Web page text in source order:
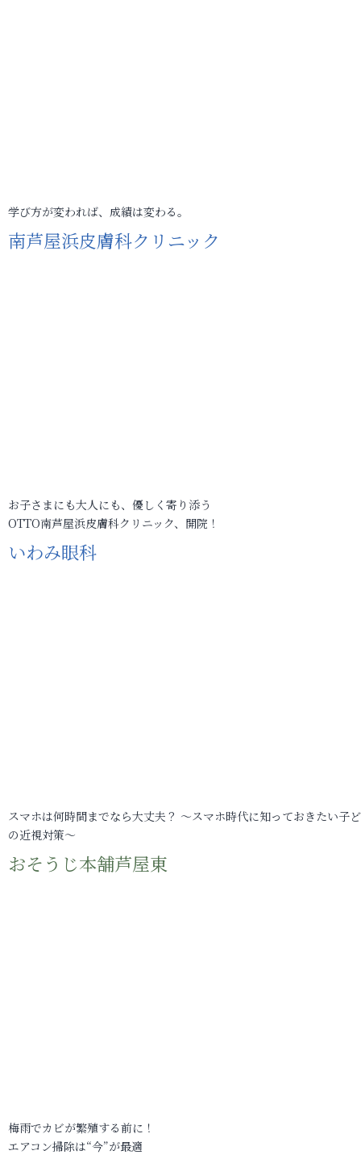
学び方が変われば、成績は変わる。
南芦屋浜皮膚科クリニック
お子さまにも大人にも、優しく寄り添う
OTTO南芦屋浜皮膚科クリニック、開院！
いわみ眼科
スマホは何時間までなら大丈夫？ ～スマホ時代に知っておきたい子
の近視対策～
おそうじ本舗芦屋東
梅雨でカビが繁殖する前に！
エアコン掃除は“今”が最適